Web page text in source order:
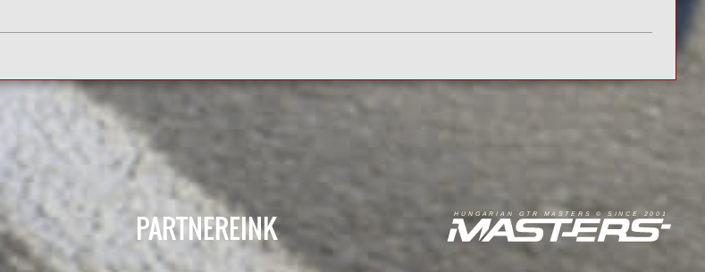
PARTNEREINK H U N G A R I A N G T R M A S T E R S © S I N C E 2 0 0 1